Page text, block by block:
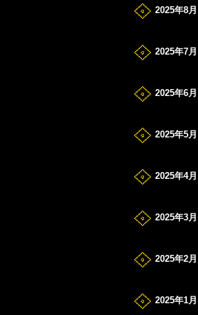
2025年8月
2025年7月
2025年6月
2025年5月
2025年4月
2025年3月
2025年2月
2025年1月